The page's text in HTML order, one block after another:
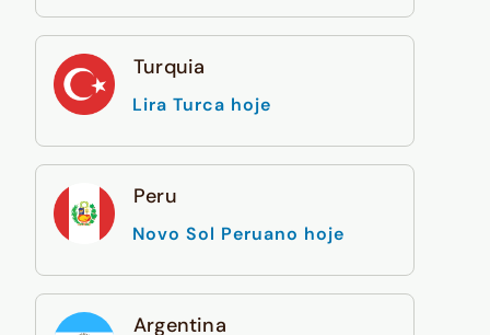
Turquia
Lira Turca hoje
Peru
Novo Sol Peruano hoje
Argentina